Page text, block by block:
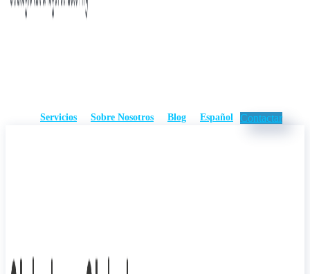
Servicios Sobre Nosotros Blog Español Contactar